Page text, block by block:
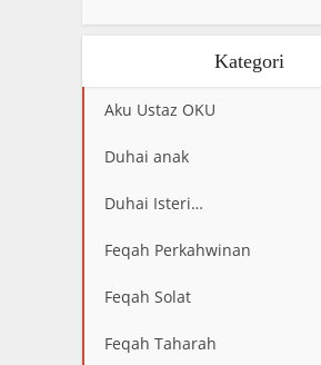
Kategori
Aku Ustaz OKU
Duhai anak
Duhai Isteri…
Feqah Perkahwinan
Feqah Solat
Feqah Taharah